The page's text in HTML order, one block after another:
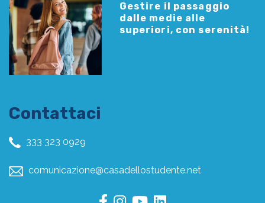
Gestire il passaggio
dalle medie alle
superiori, con serenità!
Contattaci
333 323 0929
comunicazione@casadellostudente.net